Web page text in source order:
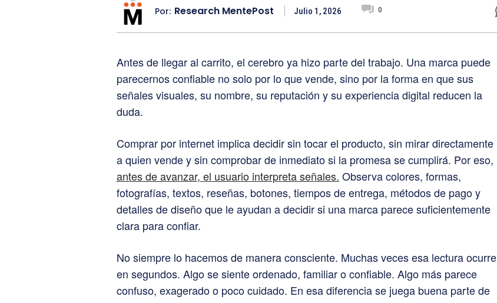
Por: Research MentePost Julio 1, 2026 0
Antes de llegar al carrito, el cerebro ya hizo parte del trabajo. Una marca puede
parecernos confiable no solo por lo que vende, sino por la forma en que sus
señales visuales, su nombre, su reputación y su experiencia digital reducen la
duda.
Comprar por internet implica decidir sin tocar el producto, sin mirar directamente
a quien vende y sin comprobar de inmediato si la promesa se cumplirá. Por eso,
antes de avanzar, el usuario interpreta señales. Observa colores, formas,
fotografías, textos, reseñas, botones, tiempos de entrega, métodos de pago y
detalles de diseño que le ayudan a decidir si una marca parece suficientemente
clara para confiar.
No siempre lo hacemos de manera consciente. Muchas veces esa lectura ocurre
en segundos. Algo se siente ordenado, familiar o confiable. Algo más parece
confuso, exagerado o poco cuidado. En esa diferencia se juega buena parte de